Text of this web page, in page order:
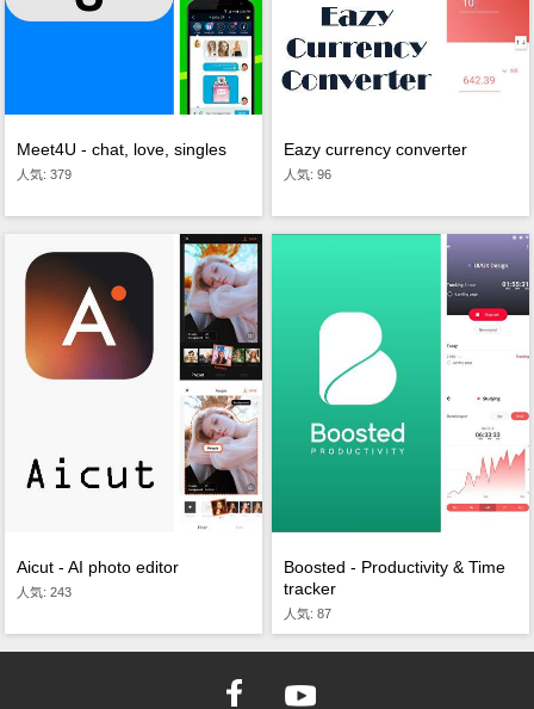
Meet4U - chat, love, singles
人気: 379
Eazy currency converter
人気: 96
Aicut - AI photo editor
人気: 243
Boosted - Productivity & Time
tracker
人気: 87